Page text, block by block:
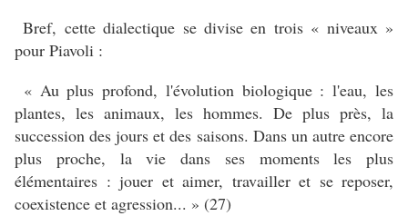
Bref, cette dialectique se divise en trois « niveaux »
pour Piavoli :
« Au plus profond, l'évolution biologique : l'eau, les
plantes, les animaux, les hommes. De plus près, la
succession des jours et des saisons. Dans un autre encore
plus proche, la vie dans ses moments les plus
élémentaires : jouer et aimer, travailler et se reposer,
coexistence et agression... » (27)